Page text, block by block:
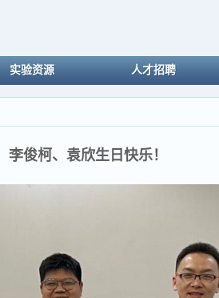
实验资源 人才招聘
俊柯、袁欣生日快乐！